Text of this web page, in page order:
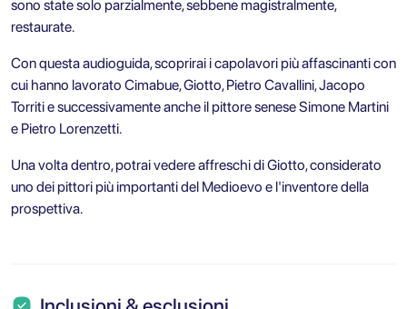
sono state solo parzialmente, sebbene magistralmente,
restaurate.
Con questa audioguida, scoprirai i capolavori più affascinanti con
cui hanno lavorato Cimabue, Giotto, Pietro Cavallini, Jacopo
Torriti e successivamente anche il pittore senese Simone Martini
e Pietro Lorenzetti.
Una volta dentro, potrai vedere affreschi di Giotto, considerato
uno dei pittori più importanti del Medioevo e l'inventore della
prospettiva.